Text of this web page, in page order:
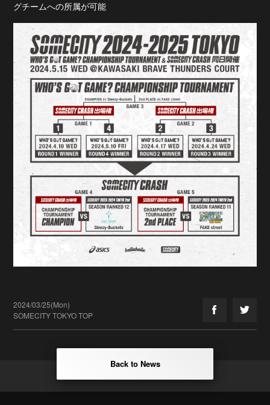
グチームへの所属が可能
2024/03/25(Mon)
SOMECITY TOKYO TOP
Back to News